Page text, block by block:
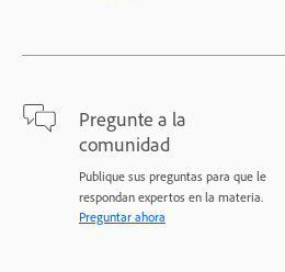
Pregunte a la
comunidad
Publique sus preguntas para que le
respondan expertos en la materia.
Preguntar ahora